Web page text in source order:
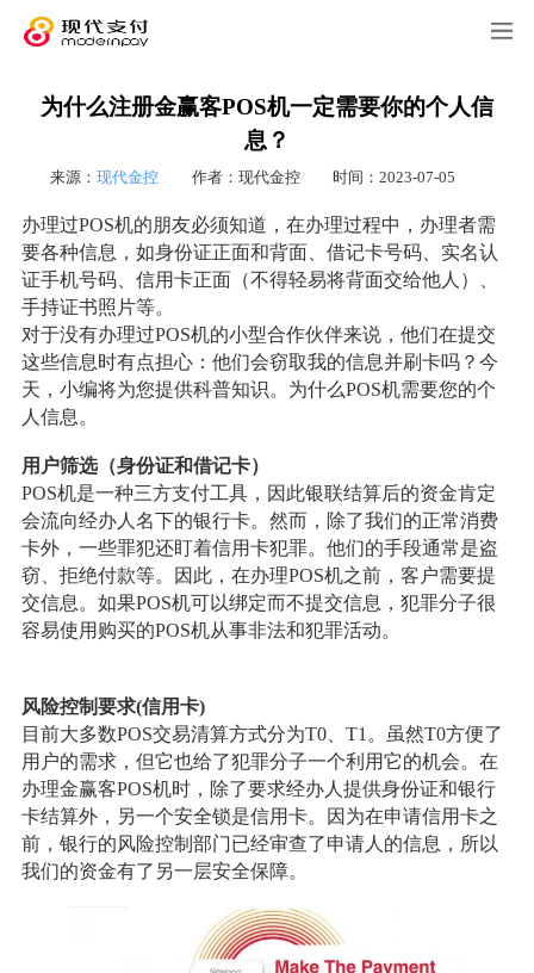
为什么注册金赢客POS机一定需要你的个人信
息？
来源： 现代金控 作者：现代金控 时间：2023-07-05
办理过POS机的朋友必须知道，在办理过程中，办理者需
要各种信息，如身份证正面和背面、借记卡号码、实名认
证手机号码、信用卡正面（不得轻易将背面交给他人）、
手持证书照片等。
对于没有办理过POS机的小型合作伙伴来说，他们在提交
这些信息时有点担心：他们会窃取我的信息并刷卡吗？今
天，小编将为您提供科普知识。为什么POS机需要您的个
人信息。
用户筛选（身份证和借记卡）
POS机是一种三方支付工具，因此银联结算后的资金肯定
会流向经办人名下的银行卡。然而，除了我们的正常消费
卡外，一些罪犯还盯着信用卡犯罪。他们的手段通常是盗
窃、拒绝付款等。因此，在办理POS机之前，客户需要提
交信息。如果POS机可以绑定而不提交信息，犯罪分子很
容易使用购买的POS机从事非法和犯罪活动。
风险控制要求(信用卡)
目前大多数POS交易清算方式分为T0、T1。虽然T0方便了
用户的需求，但它也给了犯罪分子一个利用它的机会。在
办理金赢客POS机时，除了要求经办人提供身份证和银行
卡结算外，另一个安全锁是信用卡。因为在申请信用卡之
前，银行的风险控制部门已经审查了申请人的信息，所以
我们的资金有了另一层安全保障。